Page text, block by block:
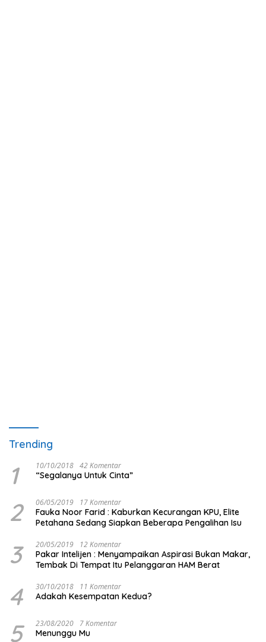
Trending
1 10/10/2018 42 Komentar
“Segalanya Untuk Cinta”
2 06/05/2019 17 Komentar
Fauka Noor Farid : Kaburkan Kecurangan KPU, Elite
Petahana Sedang Siapkan Beberapa Pengalihan Isu
3 20/05/2019 12 Komentar
Pakar Intelijen : Menyampaikan Aspirasi Bukan Makar,
Tembak Di Tempat Itu Pelanggaran HAM Berat
4 30/10/2018 11 Komentar
Adakah Kesempatan Kedua?
5 23/08/2020 7 Komentar
Menunggu Mu